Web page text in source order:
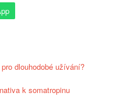
dlouhodobé užívání?
k somatropinu